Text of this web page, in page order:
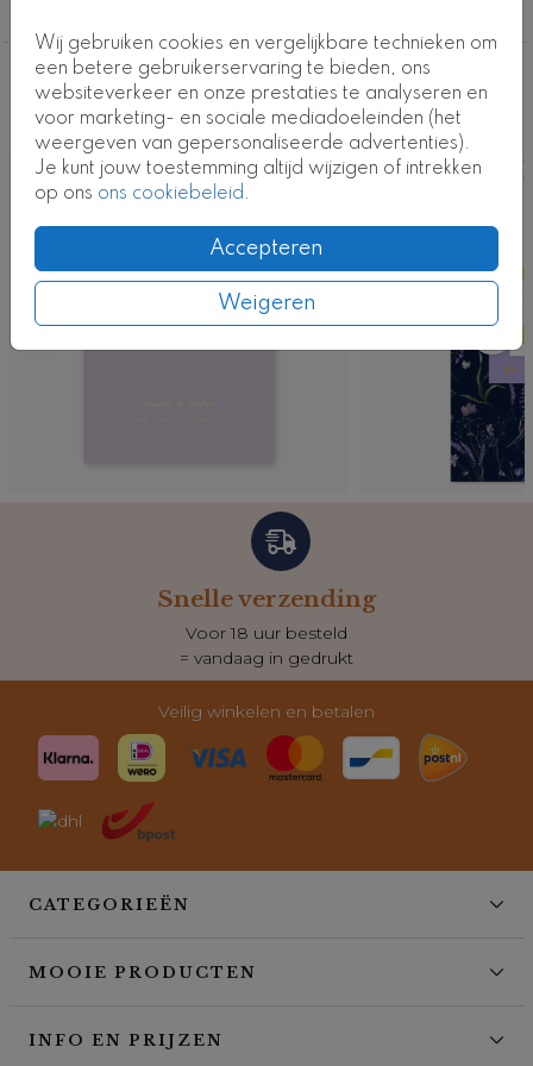
Wij gebruiken cookies en vergelijkbare technieken om
een betere gebruikerservaring te bieden, ons
websiteverkeer en onze prestaties te analyseren en
voor marketing- en sociale mediadoeleinden (het
weergeven van gepersonaliseerde advertenties).
Je kunt jouw toestemming altijd wijzigen of intrekken
op ons ons cookiebeleid.
Accepteren
Weigeren
Deze ontwerpen vind je misschien ook
leuk
Snelle verzending
Voor 18 uur besteld
= vandaag in gedrukt
Veilig winkelen en betalen
CATEGORIEËN
MOOIE PRODUCTEN
INFO EN PRIJZEN